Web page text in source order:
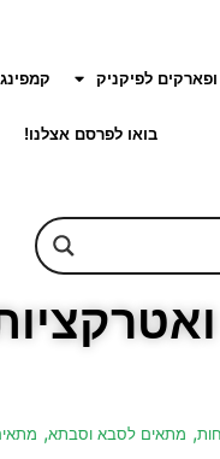
לפיקניק
בואו לפרסם אצלנו!
, מתאים לסבא וסבתא,